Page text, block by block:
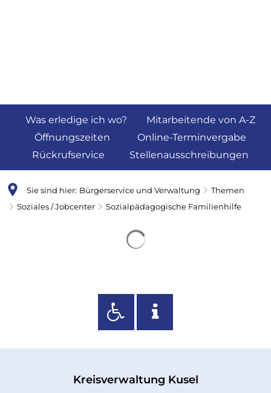
Was erledige ich wo?
Mitarbeitende von A-Z
Öffnungszeiten
Online-Terminvergabe
Rückrufservice
Stellenausschreibungen
Sie sind hier: Bürgerservice und Verwaltung
Themen
Soziales / Jobcenter
Sozialpädagogische Familienhilfe
Sozialpädagogische
Kreisverwaltung Kusel